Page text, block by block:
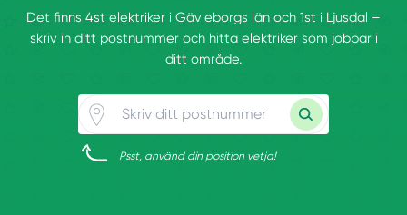
Det finns 4st elektriker i Gävleborgs län och 1st i Ljusdal –
skriv in ditt postnummer och hitta elektriker som jobbar i
ditt område.
Psst, använd din position vetja!